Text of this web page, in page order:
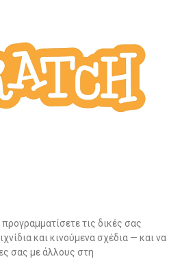
τις δικές σας
και κινούμενα σχέδια — και να
σας με άλλους στη